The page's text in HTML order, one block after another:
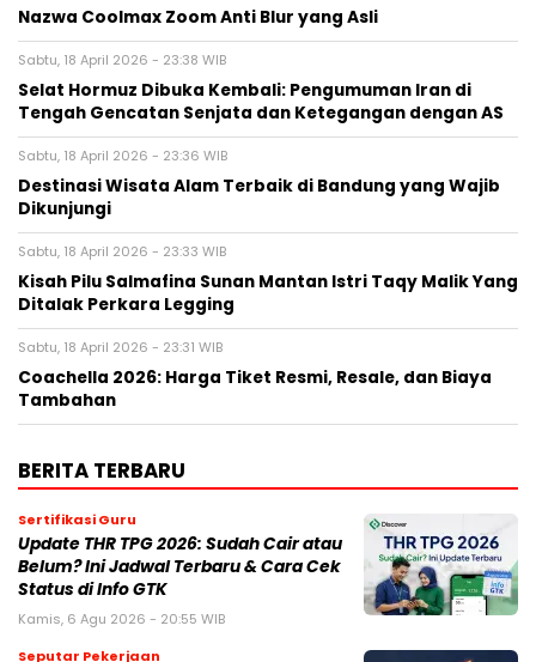
Nazwa Coolmax Zoom Anti Blur yang Asli
Sabtu, 18 April 2026 - 23:38 WIB
Selat Hormuz Dibuka Kembali: Pengumuman Iran di
Tengah Gencatan Senjata dan Ketegangan dengan AS
Sabtu, 18 April 2026 - 23:36 WIB
Destinasi Wisata Alam Terbaik di Bandung yang Wajib
Dikunjungi
Sabtu, 18 April 2026 - 23:33 WIB
Kisah Pilu Salmafina Sunan Mantan Istri Taqy Malik Yang
Ditalak Perkara Legging
Sabtu, 18 April 2026 - 23:31 WIB
Coachella 2026: Harga Tiket Resmi, Resale, dan Biaya
Tambahan
BERITA TERBARU
Sertifikasi Guru
Update THR TPG 2026: Sudah Cair atau
Belum? Ini Jadwal Terbaru & Cara Cek
Status di Info GTK
Kamis, 6 Agu 2026 - 20:55 WIB
Seputar Pekerjaan